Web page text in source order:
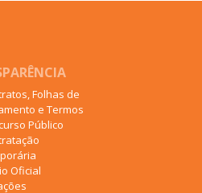
Folhas de
e Termos
Público
Oficial